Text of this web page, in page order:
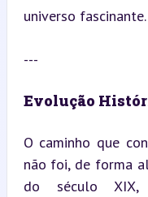
universo fascinante.
---
Evolução
O caminho que
não foi, de forma
do século XIX,